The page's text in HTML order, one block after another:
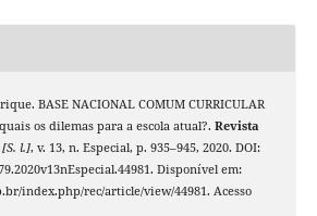
BASE NACIONAL COMUM CURRICULAR
os dilemas para a escola atual?. Revista
[S. l.], v. 13, n. Especial, p. 935–945, 2020. DOI:
Disponível em:
index.php/rec/article/view/44981. Acesso